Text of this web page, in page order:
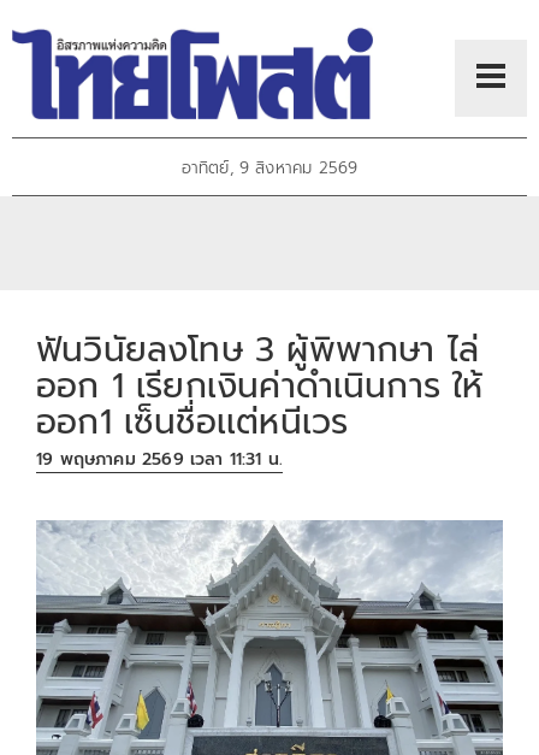
อาทิตย์, 9 สิงหาคม 2569
ฟันวินัยลงโทษ 3 ผู้พิพากษา ไล่
ออก 1 เรียกเงินค่าดำเนินการ ให้
ออก1 เซ็นชื่อเเต่หนีเวร
19 พฤษภาคม 2569 เวลา 11:31 น.